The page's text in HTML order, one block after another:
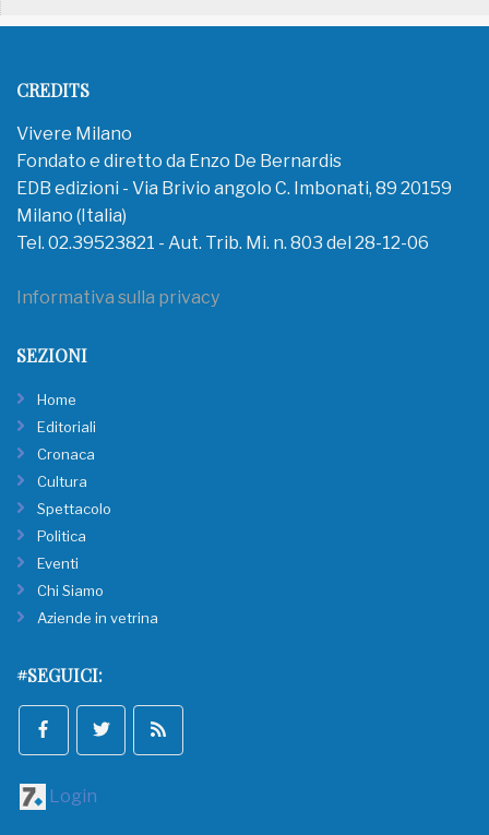
CREDITS
Vivere Milano
Fondato e diretto da Enzo De Bernardis
EDB edizioni - Via Brivio angolo C. Imbonati, 89 20159
Milano (Italia)
Tel. 02.39523821 - Aut. Trib. Mi. n. 803 del 28-12-06
Informativa sulla privacy
SEZIONI
Home
Editoriali
Cronaca
Cultura
Spettacolo
Politica
Eventi
Chi Siamo
Aziende in vetrina
#SEGUICI:
Login